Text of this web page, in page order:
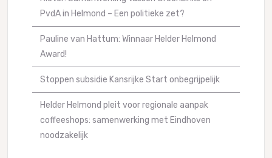
PvdA in Helmond – Een politieke zet?
Pauline van Hattum: Winnaar Helder Helmond
Award!
Stoppen subsidie Kansrijke Start onbegrijpelijk
Helder Helmond pleit voor regionale aanpak
coffeeshops: samenwerking met Eindhoven
noodzakelijk